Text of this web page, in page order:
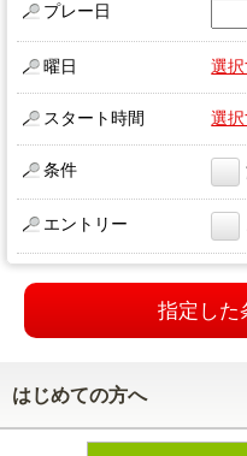
プレー日
曜日 選
スタート時間 選
条件
エントリー
指定した
はじめての方へ